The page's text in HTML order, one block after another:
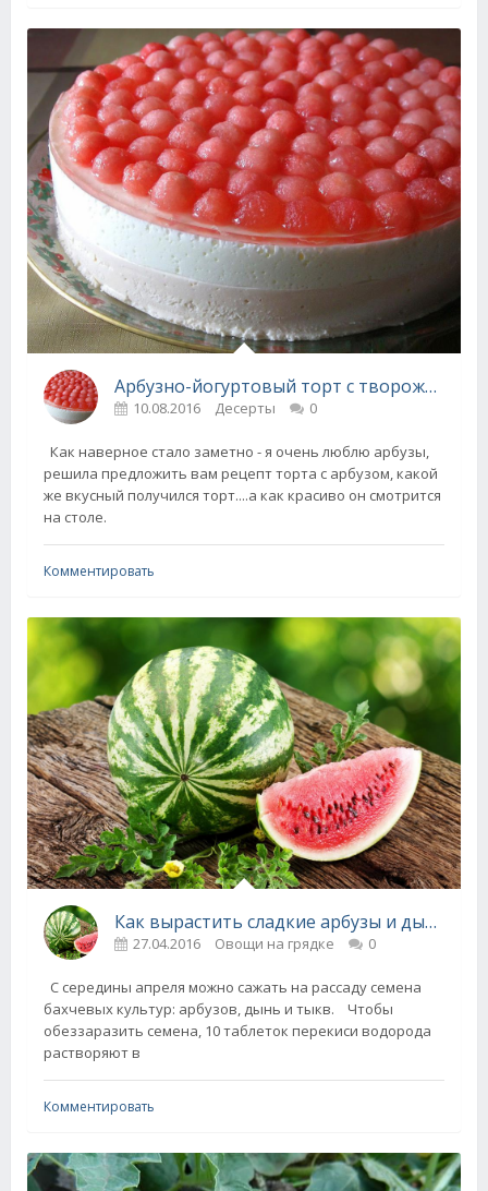
Арбузно-йогуртовый торт с творожным сыром
10.08.2016 Десерты 0
Как наверное стало заметно - я очень люблю арбузы,
решила предложить вам рецепт торта с арбузом, какой
же вкусный получился торт....а как красиво он смотрится
на столе.
Комментировать
Как вырастить сладкие арбузы и дыни (секреты посадки)
27.04.2016 Овощи на грядке 0
С середины апреля можно сажать на рассаду семена
бахчевых культур: арбузов, дынь и тыкв. Чтобы
обеззаразить семена, 10 таблеток перекиси водорода
растворяют в
Комментировать